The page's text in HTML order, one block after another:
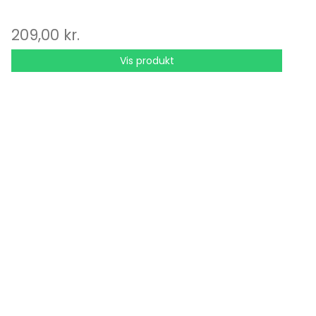
209,00 kr.
Vis produkt